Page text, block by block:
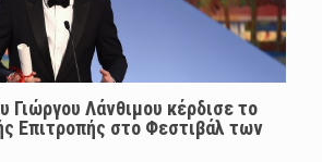
Γιώργου Λάνθιμου κέρδισε το
Επιτροπής στο Φεστιβάλ των